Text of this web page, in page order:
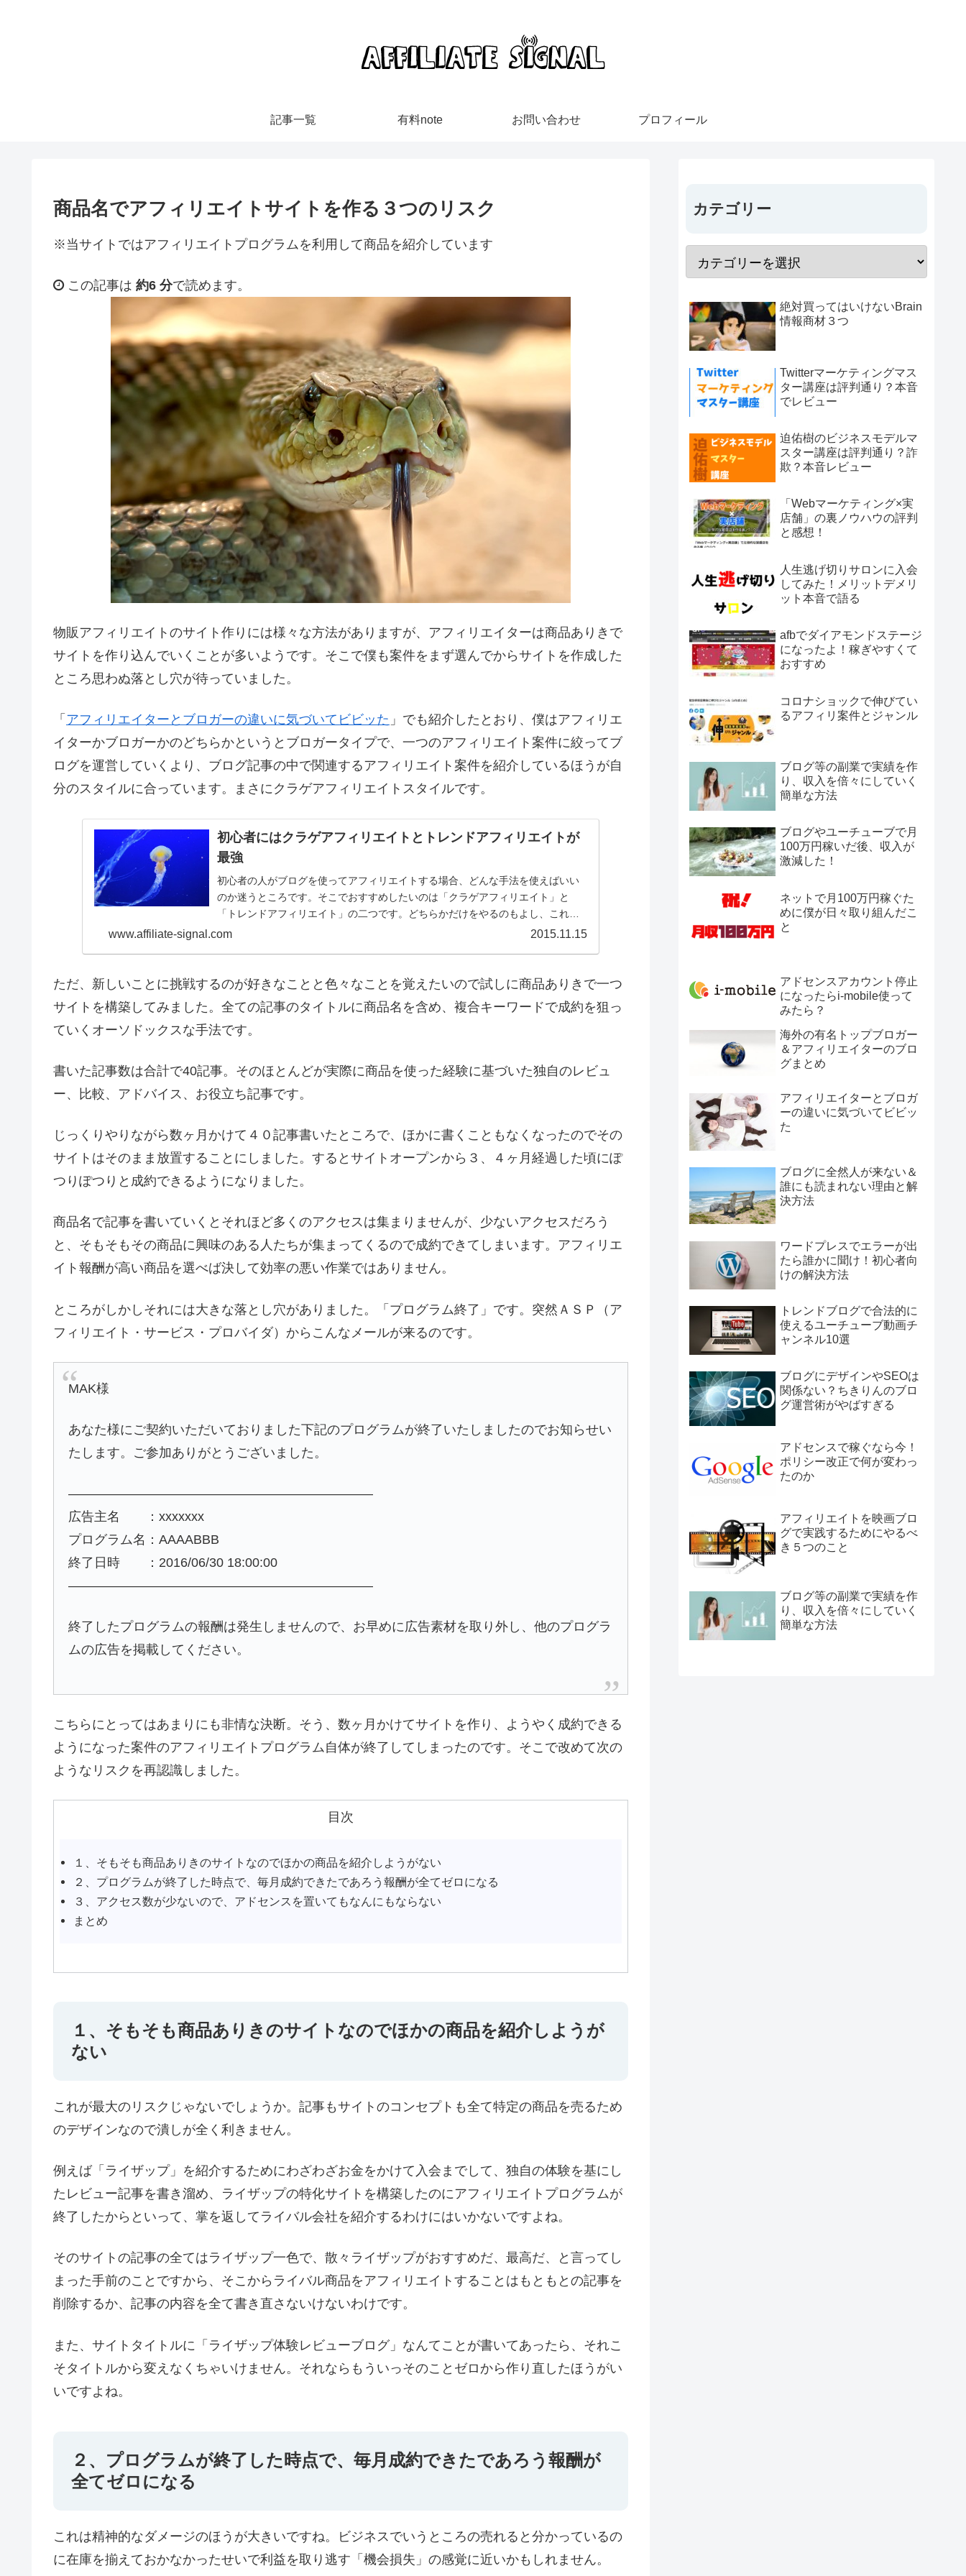
記事一覧 有料note お問い合わせ プロフィール
商品名でアフィリエイトサイトを作る３つのリスク
※当サイトではアフィリエイトプログラムを利用して商品を紹介しています
この記事は 約6 分で読めます。
物販アフィリエイトのサイト作りには様々な方法がありますが、アフィリエイターは商品ありきで
サイトを作り込んでいくことが多いようです。そこで僕も案件をまず選んでからサイトを作成した
ところ思わぬ落とし穴が待っていました。
「 アフィリエイターとブロガーの違いに気づいてビビッた 」でも紹介したとおり、僕はアフィリエ
イターかブロガーかのどちらかというとブロガータイプで、一つのアフィリエイト案件に絞ってブ
ログを運営していくより、ブログ記事の中で関連するアフィリエイト案件を紹介しているほうが自
分のスタイルに合っています。まさにクラゲアフィリエイトスタイルです。
初心者にはクラゲアフィリエイトとトレンドアフィリエイトが
最強
初心者の人がブログを使ってアフィリエイトする場合、どんな手法を使えばいい
のか迷うところです。そこでおすすめしたいのは「クラゲアフィリエイト」と
「トレンドアフィリエイト」の二つです。どちらかだけをやるのもよし、これら
をミックスさせるのもよしで...
www.affiliate-signal.com 2015.11.15
ただ、新しいことに挑戦するのが好きなことと色々なことを覚えたいので試しに商品ありきで一つ
サイトを構築してみました。全ての記事のタイトルに商品名を含め、複合キーワードで成約を狙っ
ていくオーソドックスな手法です。
書いた記事数は合計で40記事。そのほとんどが実際に商品を使った経験に基づいた独自のレビュ
ー、比較、アドバイス、お役立ち記事です。
じっくりやりながら数ヶ月かけて４０記事書いたところで、ほかに書くこともなくなったのでその
サイトはそのまま放置することにしました。するとサイトオープンから３、４ヶ月経過した頃にぽ
つりぽつりと成約できるようになりました。
商品名で記事を書いていくとそれほど多くのアクセスは集まりませんが、少ないアクセスだろう
と、そもそもその商品に興味のある人たちが集まってくるので成約できてしまいます。アフィリエ
イト報酬が高い商品を選べば決して効率の悪い作業ではありません。
ところがしかしそれには大きな落とし穴がありました。「プログラム終了」です。突然ＡＳＰ（ア
フィリエイト・サービス・プロバイダ）からこんなメールが来るのです。
MAK様
あなた様にご契約いただいておりました下記のプログラムが終了いたしましたのでお知らせい
たします。ご参加ありがとうございました。
———————————————————————–
広告主名 ：xxxxxxx
プログラム名：AAAABBB
終了日時 ：2016/06/30 18:00:00
———————————————————————–
終了したプログラムの報酬は発生しませんので、お早めに広告素材を取り外し、他のプログラ
ムの広告を掲載してください。
こちらにとってはあまりにも非情な決断。そう、数ヶ月かけてサイトを作り、ようやく成約できる
ようになった案件のアフィリエイトプログラム自体が終了してしまったのです。そこで改めて次の
ようなリスクを再認識しました。
目次
１、そもそも商品ありきのサイトなのでほかの商品を紹介しようがない
２、プログラムが終了した時点で、毎月成約できたであろう報酬が全てゼロになる
３、アクセス数が少ないので、アドセンスを置いてもなんにもならない
まとめ
１、そもそも商品ありきのサイトなのでほかの商品を紹介しようが
ない
これが最大のリスクじゃないでしょうか。記事もサイトのコンセプトも全て特定の商品を売るため
のデザインなので潰しが全く利きません。
例えば「ライザップ」を紹介するためにわざわざお金をかけて入会までして、独自の体験を基にし
たレビュー記事を書き溜め、ライザップの特化サイトを構築したのにアフィリエイトプログラムが
終了したからといって、掌を返してライバル会社を紹介するわけにはいかないですよね。
そのサイトの記事の全てはライザップ一色で、散々ライザップがおすすめだ、最高だ、と言ってし
まった手前のことですから、そこからライバル商品をアフィリエイトすることはもともとの記事を
削除するか、記事の内容を全て書き直さないけないわけです。
また、サイトタイトルに「ライザップ体験レビューブログ」なんてことが書いてあったら、それこ
そタイトルから変えなくちゃいけません。それならもういっそのことゼロから作り直したほうがい
いですよね。
２、プログラムが終了した時点で、毎月成約できたであろう報酬が
全てゼロになる
これは精神的なダメージのほうが大きいですね。ビジネスでいうところの売れると分かっているの
に在庫を揃えておかなかったせいで利益を取り逃す「機会損失」の感覚に近いかもしれません。
カテゴリー
絶対買ってはいけないBrain
情報商材３つ
Twitterマーケティングマス
ター講座は評判通り？本音
でレビュー
迫佑樹のビジネスモデルマ
スター講座は評判通り？詐
欺？本音レビュー
「Webマーケティング×実
店舗」の裏ノウハウの評判
と感想！
人生逃げ切りサロンに入会
してみた！メリットデメリ
ット本音で語る
afbでダイアモンドステージ
になったよ！稼ぎやすくて
おすすめ
コロナショックで伸びてい
るアフィリ案件とジャンル
ブログ等の副業で実績を作
り、収入を倍々にしていく
簡単な方法
ブログやユーチューブで月
100万円稼いだ後、収入が
激減した！
ネットで月100万円稼ぐた
めに僕が日々取り組んだこ
と
アドセンスアカウント停止
になったらi-mobile使って
みたら？
海外の有名トップブロガー
＆アフィリエイターのブロ
グまとめ
アフィリエイターとブロガ
ーの違いに気づいてビビッ
た
ブログに全然人が来ない＆
誰にも読まれない理由と解
決方法
ワードプレスでエラーが出
たら誰かに聞け！初心者向
けの解決方法
トレンドブログで合法的に
使えるユーチューブ動画チ
ャンネル10選
ブログにデザインやSEOは
関係ない？ちきりんのブロ
グ運営術がやばすぎる
アドセンスで稼ぐなら今！
ポリシー改正で何が変わっ
たのか
アフィリエイトを映画ブロ
グで実践するためにやるべ
き５つのこと
ブログ等の副業で実績を作
り、収入を倍々にしていく
簡単な方法